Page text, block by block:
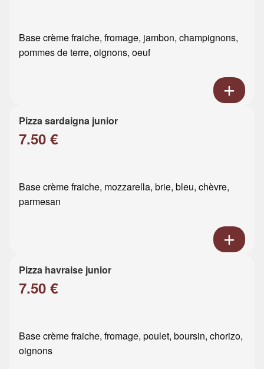
Base crème fraiche, fromage, jambon, champignons,
pommes de terre, oignons, oeuf
Pizza sardaigna junior
7.50 €
Base crème fraiche, mozzarella, brie, bleu, chèvre,
parmesan
Pizza havraise junior
7.50 €
Base crème fraiche, fromage, poulet, boursin, chorizo,
oignons